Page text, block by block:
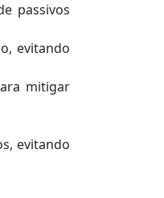
passivos
evitando
mitigar
evitando